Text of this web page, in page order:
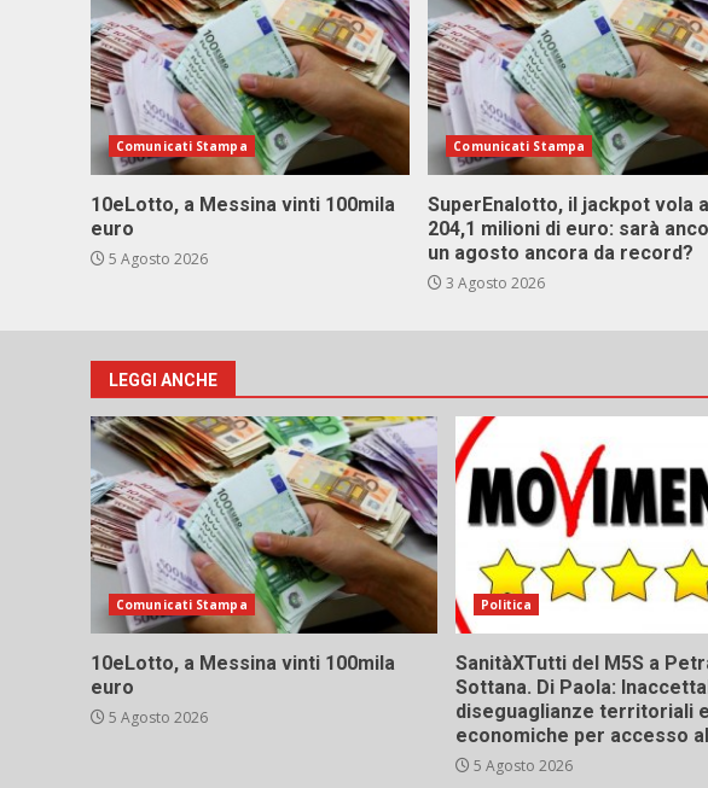
Comunicati Stampa
10eLotto, a Messina vinti 100mila
euro
5 Agosto 2026
Comunicati Stampa
SuperEnalotto, il jackpot vola a
204,1 milioni di euro: sarà
un agosto ancora da record?
3 Agosto 2026
LEGGI ANCHE
Comunicati Stampa
10eLotto, a Messina vinti 100mila
euro
5 Agosto 2026
Politica
SanitàXTutti del M5S a
Sottana. Di Paola:
diseguaglianze territoriali
economiche per accesso
5 Agosto 2026